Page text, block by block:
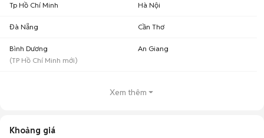
Tp Hồ Chí Minh Hà Nội
Đà Nẵng Cần Thơ
Bình Dương
(TP Hồ Chí Minh mới)
An Giang
Xem thêm
Khoảng giá